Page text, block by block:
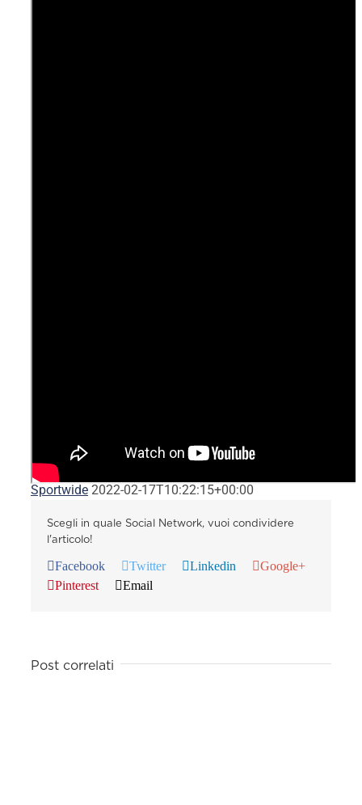
Sportwide 2022-02-17T10:22:15+00:00
Scegli in quale Social Network, vuoi condividere
l'articolo!
Facebook Twitter Linkedin
Google+
Pinterest
Email
Post correlati